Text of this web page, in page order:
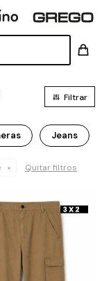
Jeans
Quitar filtros